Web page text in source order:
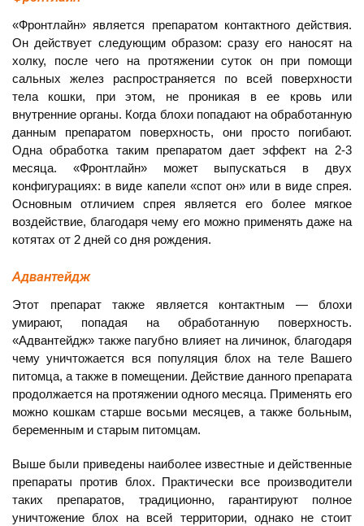
«Фронтлайн» является препаратом контактного действия.
Он действует следующим образом: сразу его наносят на
холку, после чего на протяжении суток он при помощи
сальных желез распространяется по всей поверхности
тела кошки, при этом, не проникая в ее кровь или
внутренние органы. Когда блохи попадают на обработанную
данным препаратом поверхность, они просто погибают.
Одна обработка таким препаратом дает эффект на 2-3
месяца. «Фронтлайн» может выпускаться в двух
конфигурациях: в виде капели «спот он» или в виде спрея.
Основным отличием спрея является его более мягкое
воздействие, благодаря чему его можно применять даже на
котятах от 2 дней со дня рождения.
Адвантейдж
Этот препарат также является контактным — блохи
умирают, попадая на обработанную поверхность.
«Адвантейдж» также пагубно влияет на личинок, благодаря
чему уничтожается вся популяция блох на теле Вашего
питомца, а также в помещении. Действие данного препарата
продолжается на протяжении одного месяца. Применять его
можно кошкам старше восьми месяцев, а также больным,
беременным и старым питомцам.
Выше были приведены наиболее известные и действенные
препараты против блох. Практически все производители
таких препаратов, традиционно, гарантируют полное
уничтожение блох на всей территории, однако не стоит